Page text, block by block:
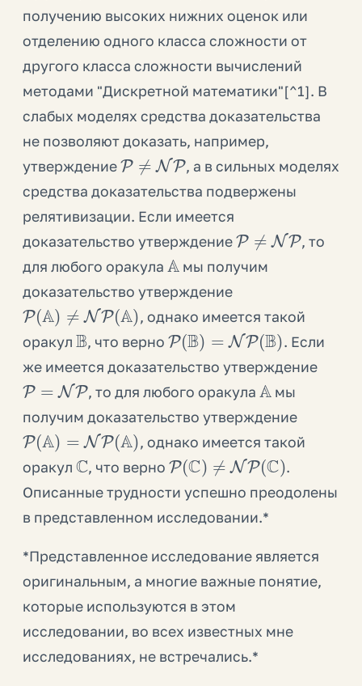
получению высоких нижних оценок или
отделению одного класса сложности от
другого класса сложности вычислений
методами "Дискретной математики"[^1]. В
слабых моделях средства доказательства
не позволяют доказать, например,
утверждение
P≠ NP
, а в сильных моделях
средства доказательства подвержены
релятивизации. Если имеется
доказательство утверждение
P≠ NP
, то
для любого оракула
A
мы получим
доказательство утверждение
P(A ) NP (A)
, однако имеется такой
оракул
B
, что верно
P(B) NP (B)
. Если
же имеется доказательство утверждение
P= NP
, то для любого оракула
A
мы
получим доказательство утверждение
P(A) NP(A)
, однако имеется такой
оракул
C
, что верно
P(C) NP (C)
.
Описанные трудности успешно преодолены
в представленном исследовании.*
*Представленное исследование является
оригинальным, а многие важные понятие,
которые используются в этом
исследовании, во всех известных мне
исследованиях, не встречались.*